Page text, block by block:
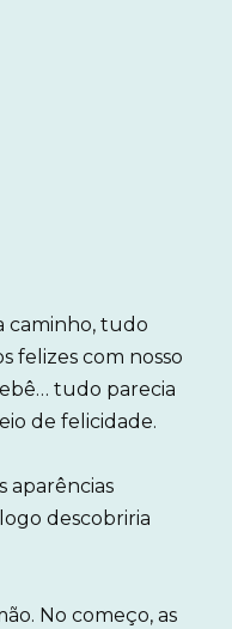
caminho, tudo
felizes com nosso
tudo parecia
de felicidade.
aparências
descobriria
No começo, as